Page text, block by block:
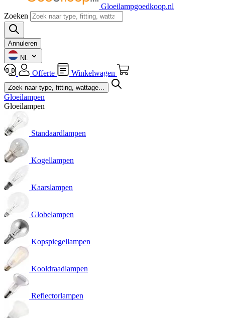
Gloeilampgoedkoop.nl
Zoeken
Annuleren
NL
Offerte Winkelwagen
Gloeilampen
Gloeilampen
Standaardlampen
Kogellampen
Kaarslampen
Globelampen
Kopspiegellampen
Kooldraadlampen
Reflectorlampen